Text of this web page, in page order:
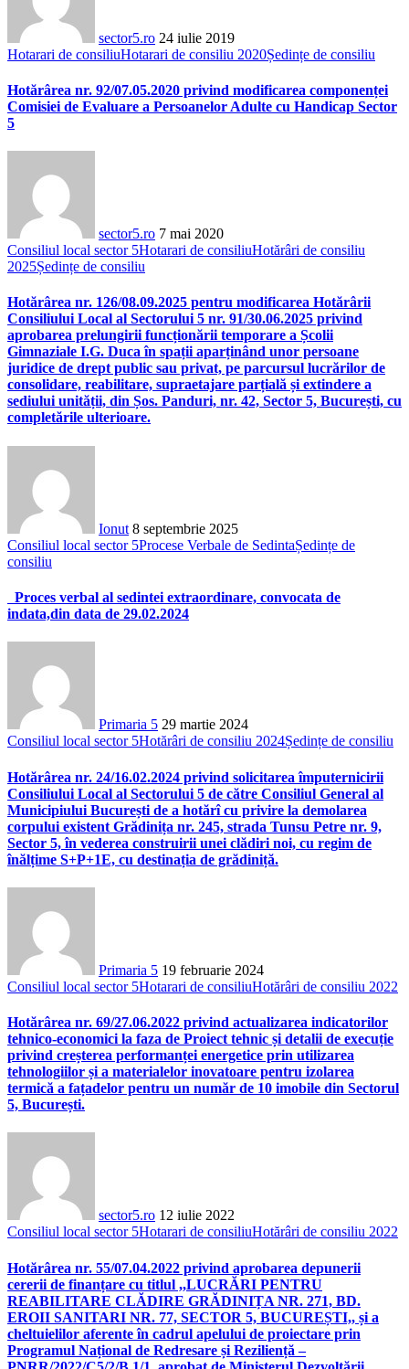
sector5.ro 24 iulie 2019
Hotarari de consiliuHotarari de consiliu 2020Ședințe de consiliu
Hotărârea nr. 92/07.05.2020 privind modificarea componenței
Comisiei de Evaluare a Persoanelor Adulte cu Handicap Sector
5
sector5.ro 7 mai 2020
Consiliul local sector 5Hotarari de consiliuHotărâri de consiliu
2025Ședințe de consiliu
Hotărârea nr. 126/08.09.2025 pentru modificarea Hotărârii
Consiliului Local al Sectorului 5 nr. 91/30.06.2025 privind
aprobarea prelungirii funcționării temporare a Școlii
Gimnaziale I.G. Duca în spații aparținând unor persoane
juridice de drept public sau privat, pe parcursul lucrărilor de
consolidare, reabilitare, supraetajare parțială și extindere a
sediului unității, din Șos. Panduri, nr. 42, Sector 5, București, cu
completările ulterioare.
Ionut 8 septembrie 2025
Consiliul local sector 5Procese Verbale de SedintaȘedințe de
consiliu
Proces verbal al sedintei extraordinare, convocata de
indata,din data de 29.02.2024
Primaria 5 29 martie 2024
Consiliul local sector 5Hotărâri de consiliu 2024Ședințe de consiliu
Hotărârea nr. 24/16.02.2024 privind solicitarea împuternicirii
Consiliului Local al Sectorului 5 de către Consiliul General al
Municipiului București de a hotărî cu privire la demolarea
corpului existent Grădinița nr. 245, strada Tunsu Petre nr. 9,
Sector 5, în vederea construirii unei clădiri noi, cu regim de
înălțime S+P+1E, cu destinația de grădiniță.
Primaria 5 19 februarie 2024
Consiliul local sector 5Hotarari de consiliuHotărâri de consiliu 2022
Hotărârea nr. 69/27.06.2022 privind actualizarea indicatorilor
tehnico-economici la faza de Proiect tehnic și detalii de execuție
privind creșterea performanței energetice prin utilizarea
tehnologiilor și a materialelor inovatoare pentru izolarea
termică a fațadelor pentru un număr de 10 imobile din Sectorul
5, București.
sector5.ro 12 iulie 2022
Consiliul local sector 5Hotarari de consiliuHotărâri de consiliu 2022
Hotărârea nr. 55/07.04.2022 privind aprobarea depunerii
cererii de finanțare cu titlul ,,LUCRĂRI PENTRU
REABILITARE CLĂDIRE GRĂDINIȚA NR. 271, BD.
EROII SANITARI NR. 77, SECTOR 5, BUCUREȘTI,, și a
cheltuielilor aferente în cadrul apelului de proiectare prin
Programul Național de Redresare și Reziliență –